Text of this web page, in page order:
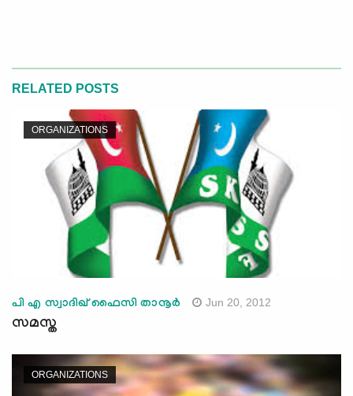
RELATED POSTS
ORGANIZATIONS
പി എ സ്വാദിഖ് ഫൈസി താനൂര്‍ Jun 20, 2012
സമസ്ത
ORGANIZATIONS